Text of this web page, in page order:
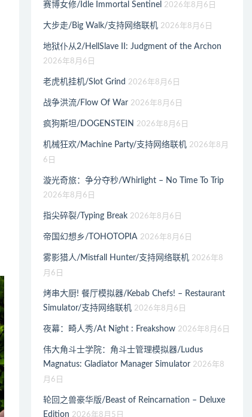
赛博女修/Idle Immortal Sentinel 2026年8月6日
大步走/Big Walk/支持网络联机 2026年8月6日
地狱仆从2/HellSlave II: Judgment of the Archon
2026年8月6日
老虎机挂机/Slot Grind 2026年8月6日
战争洪流/Flow Of War 2026年8月6日
疯狗斯坦/DOGENSTEIN 2026年8月6日
机械狂欢/Machine Party/支持网络联机 2026年8月
6日
漩光奇旅：争分夺秒/Whirlight – No Time To Trip
2026年8月6日
指尖碎裂/Typing Break 2026年8月6日
帝国幻想乡/TOHOTOPIA 2026年8月6日
雾影猎人/Mistfall Hunter/支持网络联机 2026年8
月6日
烤串大厨! 餐厅模拟器/Kebab Chefs! – Restaurant
Simulator/支持网络联机 2026年8月6日
夜幕：畸人秀/At Night : Freakshow 2026年8月6日
伟大角斗士学院：角斗士管理模拟器/Ludus
Magnatus: Gladiator Manager Simulator 2026年8
月6日
轮回之兽豪华版/Beast of Reincarnation – Deluxe
Edition 2026年8月5日